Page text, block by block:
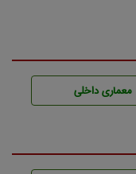
معماری داخلی